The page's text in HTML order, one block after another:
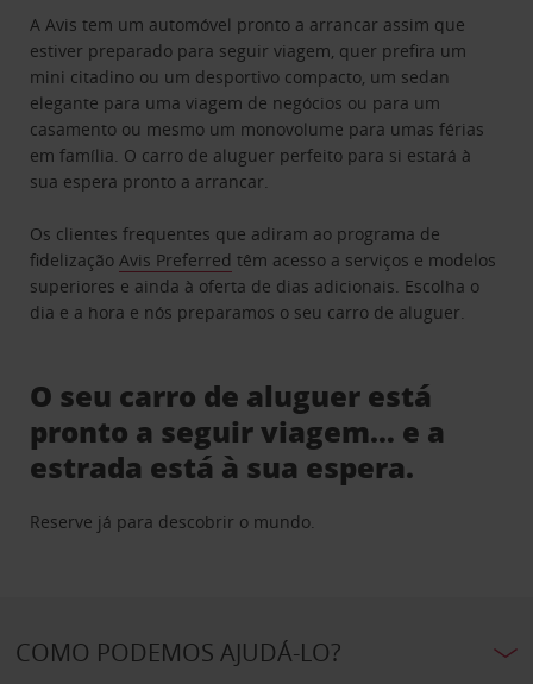
A Avis tem um automóvel pronto a arrancar assim que
estiver preparado para seguir viagem, quer prefira um
mini citadino ou um desportivo compacto, um sedan
elegante para uma viagem de negócios ou para um
casamento ou mesmo um monovolume para umas férias
em família. O carro de aluguer perfeito para si estará à
sua espera pronto a arrancar.
Os clientes frequentes que adiram ao programa de
fidelizaçãoAvis Preferred têm acesso a serviços e modelos
superiores e ainda à oferta de dias adicionais. Escolha o
dia e a hora e nós preparamos o seu carro de aluguer.
O seu carro de aluguer está
pronto a seguir viagem… e a
estrada está à sua espera.
Reserve já para descobrir o mundo.
COMO PODEMOS AJUDÁ-LO?